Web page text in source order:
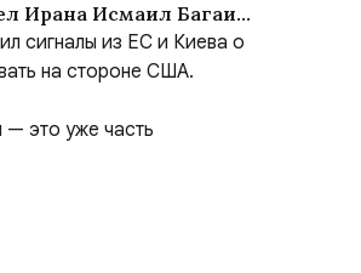
Ирана Исмаил Багаи
сигналы из ЕС и Киева о
на стороне США.